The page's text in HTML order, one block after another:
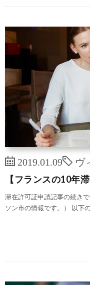
2019.01.09 ヴ
【フランスの10年
滞在許可証申請記事の続き
ソン市の情報です。） 以下